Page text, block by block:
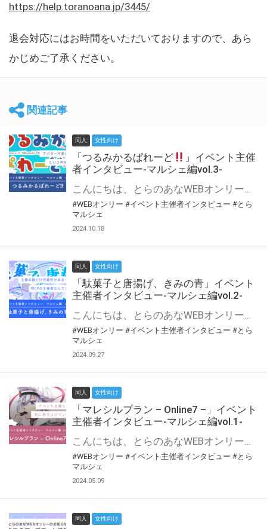
https://help.toranoana.jp/3445/
退会対応にはお時間をいただいておりますので、あら
かじめご了承ください。
関連記事
同人 女性向け
「つるみかるぱれーど
」イベント主催
者インタビュー-マルシェ編vol.3-
こんにちは、とらのあなWEBオンリー運営スタッフです。 新たにお届けする、イベント主催者インタビュー-マルシェ編-は、 とらのあなWEBオンリー「マルシェ」をご利用した主催様に 「マルシェ」を使って開催した感想や心がけをお聞きする企画です。 今回は、WEBオンリー初開催「つるみかるぱれーど
#WEBオンリー #イベント主催者インタビュー #とら
マルシェ
2024.10.18
同人 女性向け
「駄菓子と唐揚げ、きみの青」イベント
主催者インタビュー-マルシェ編vol.2-
こんにちは、とらのあなWEBオンリー運営スタッフです。 新たにお届けする、イベント主催者インタビュー-マルシェ編-は、 とらのあなWEBオンリー「マルシェ」をご利用の主催様に 「マルシェ」を使ってイベントを開催した感想や心がけをお聞きする企画です。 今回は、WEBオンリー初開催「駄菓子と唐揚げ、きみの青」より、 主催のぎこ六屋様にお話を伺いました。 協力：ぎこ六屋様／イベント公式Twitter（@krkgwks） とらのあなWEBオンリー「マルシェ」とは？ WEBオンリーでリアルタイムでコミュニケーションがとれるオンライン会場です。
#WEBオンリー #イベント主催者インタビュー #とら
マルシェ
2024.09.27
同人 女性向け
「マレシルプラン – Online7 –」イベント
主催者インタビュー-マルシェ編vol.1-
こんにちは、とらのあなWEBオンリー運営スタッフです。 新たにお届けする、イベント主催者インタビュー-マルシェ編-は、 とらのあなWEBオンリー「マルシェ」をご利用した主催様に 「マルシェ」を使って開催した感想や心がけをお聞きする企画です。 今回は、WEBオンリー開催7回目迎えた「マレシルプラン – Online7 –」より、 主催の玉川うた様にお話を伺いました。 ▼マレシルプランのインタビュー前回記事 「イベント主催者インタビュー vol.6」はこちら 協力：玉川うた様（マレシルプラン実行委員会 代表）／イベント公式Twitter（@mallesil_plan） とらのあなWEBオンリー「マルシェ」とは？ WEBオンリーでリアルタイムでコミュニケーションがとれるオンライン会場です。
#WEBオンリー #イベント主催者インタビュー #とら
マルシェ
2024.05.09
同人 女性向け